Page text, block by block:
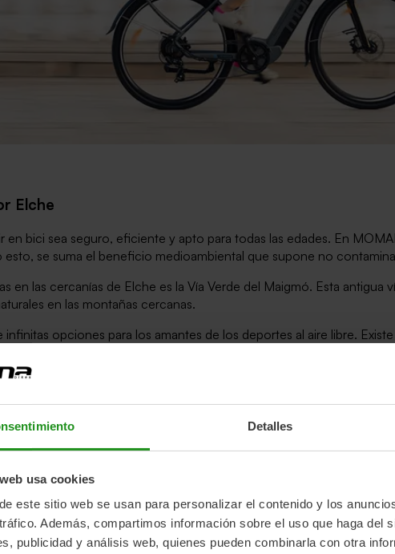
Detalles
usa cookies
este sitio web se usan para personalizar el contenido y los
Además, compartimos información sobre el uso que haga del
publicidad y análisis web, quienes pueden combinarla con otra
Elche
en bici sea seguro, eficiente y apto para todas las edades. En
se suma el beneficio medioambiental que supone no
en las cercanías de Elche es la Vía Verde del Maigmó. Esta
en las montañas cercanas.
opciones para los amantes de los deportes al aire libre.
montañas, que harán las delicias de los ciclistas.
a tu estilo de vida y tus necesidades, por eso disponemos de